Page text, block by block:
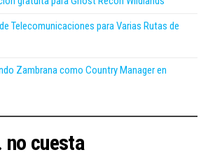
Telecomunicaciones para Varias Rutas de
Zambrana como Country Manager en
cuesta